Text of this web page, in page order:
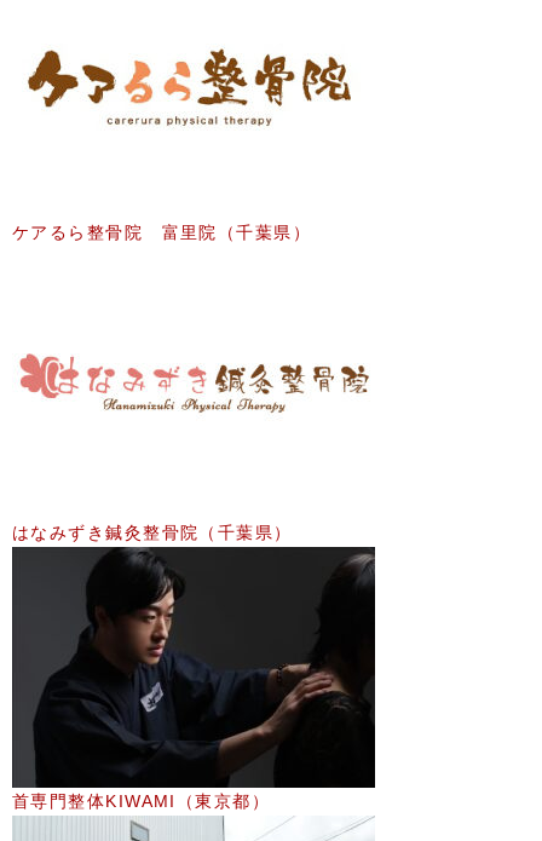
ケアるら整骨院 富里院（千葉県）
はなみずき鍼灸整骨院（千葉県）
首専門整体KIWAMI（東京都）